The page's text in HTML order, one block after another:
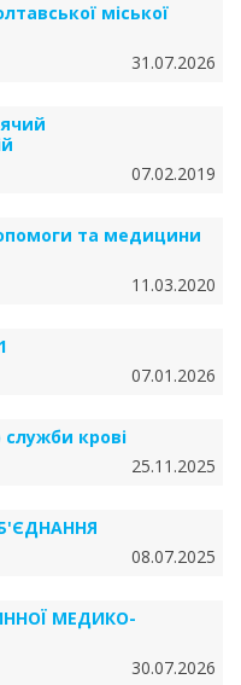
міської
31.07.2026
07.02.2019
та медицини
11.03.2020
07.01.2026
крові
25.11.2025
08.07.2025
МЕДИКО-
30.07.2026